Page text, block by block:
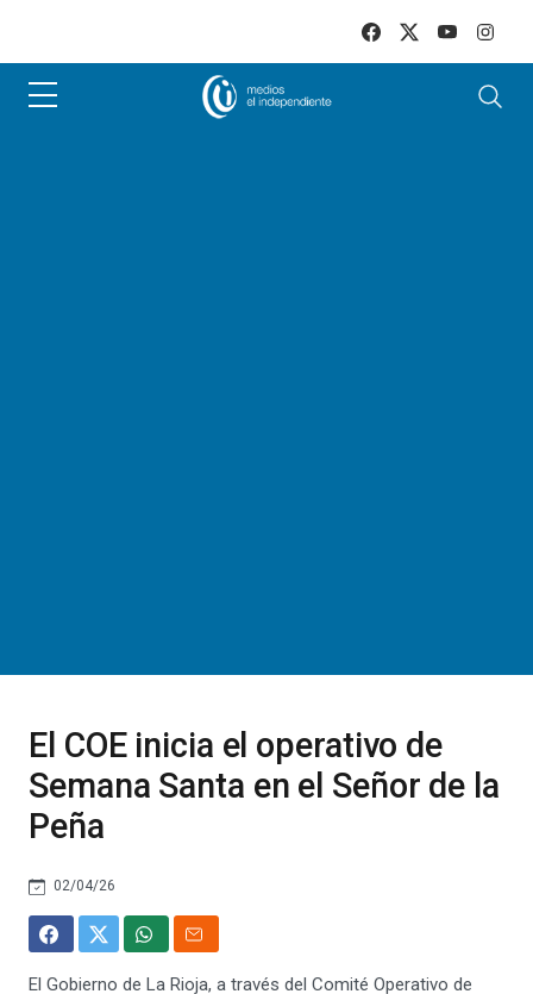
El COE inicia el operativo de
Semana Santa en el Señor de la
Peña
02/04/26
El Gobierno de La Rioja, a través del Comité Operativo de